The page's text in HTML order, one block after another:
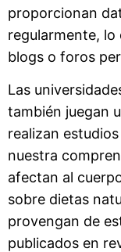
proporcionan
regularmente, lo
blogs o foros
Las
también juegan
realizan
nuestra
afectan al
sobre dietas
provengan de
publicados en